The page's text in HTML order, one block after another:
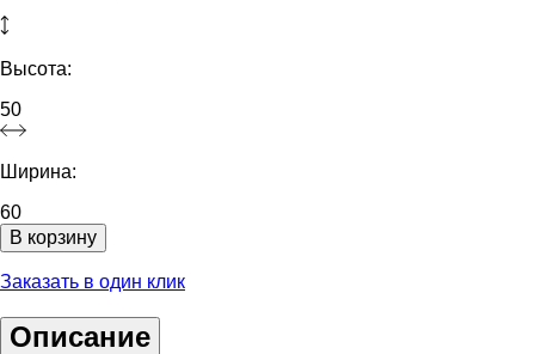
Высота:
50
Ширина:
60
В корзину
Заказать в один клик
Описание